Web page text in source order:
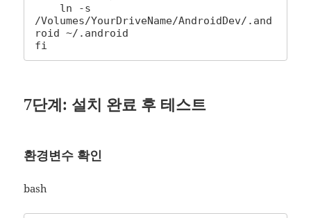
/Volumes/YourDriveName/AndroidDev/.and
roid ~/.android
fi
7단계: 설치 완료 후 테스트
환경변수 확인
bash